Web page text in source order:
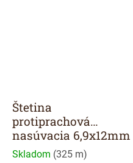
Štetina
protiprachová
nasúvacia 6,9x12mm
sivá
Skladom (325 m)